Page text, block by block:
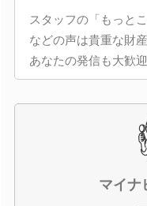
スタッフの「もっと
などの声は貴重な財
あなたの発信も大歓
マイナ